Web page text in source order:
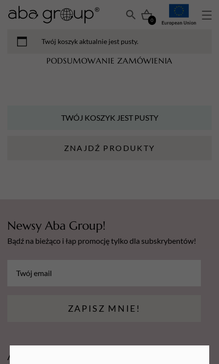
0
Twój koszyk aktualnie jest pusty.
PODSUMOWANIE ZAMÓWIENIA
TWÓJ KOSZYK JEST PUSTY
ZNAJDŹ PRODUKTY
Newsy Aba Group!
Bądź na bieżąco i łap promocję tylko dla subskrybentów!
ZAPISZ MNIE!
Aba Group